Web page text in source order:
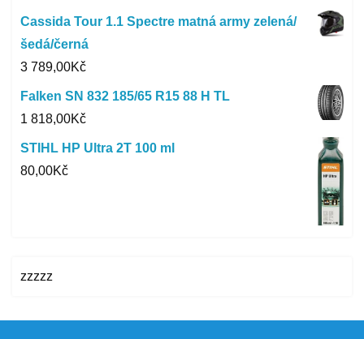
Cassida Tour 1.1 Spectre matná army zelená/
šedá/černá
3 789,00Kč
Falken SN 832 185/65 R15 88 H TL
1 818,00Kč
STIHL HP Ultra 2T 100 ml
80,00Kč
zzzzz